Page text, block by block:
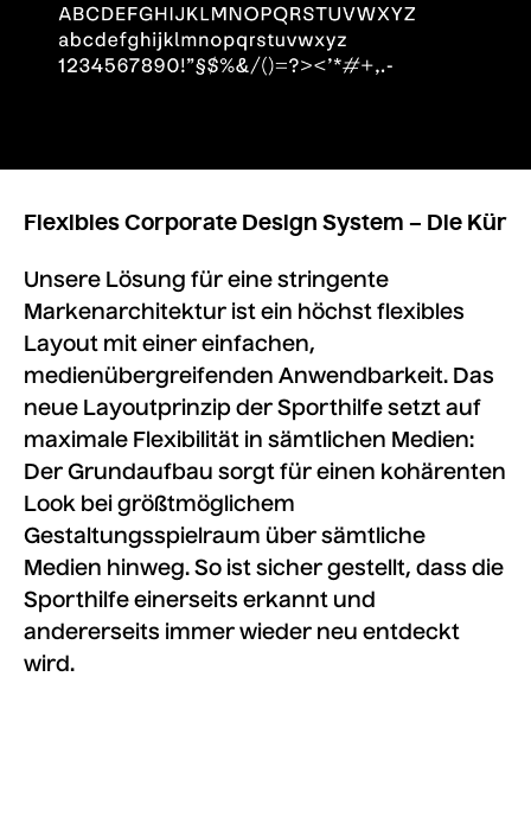
Flexibles Corporate Design System – Die Kür
Unsere Lösung für eine stringente
Markenarchitektur ist ein höchst flexibles
Layout mit einer einfachen,
medienübergreifenden Anwendbarkeit. Das
neue Layoutprinzip der Sporthilfe setzt auf
maximale Flexibilität in sämtlichen Medien:
Der Grundaufbau sorgt für einen kohärenten
Look bei größtmöglichem
Gestaltungsspielraum über sämtliche
Medien hinweg. So ist sicher gestellt, dass die
Sporthilfe einerseits erkannt und
andererseits immer wieder neu entdeckt
wird.